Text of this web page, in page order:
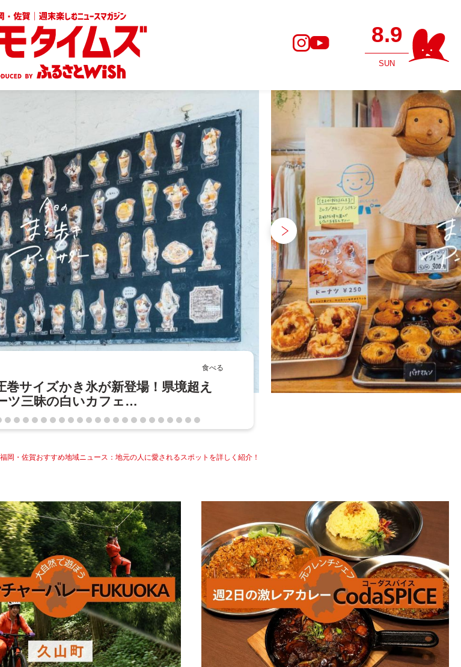
8.9
SUN
食べる
巻サイズかき氷が新登場！県境超え
ツ三昧の白いカフェ
ビヨリ）』（大分・日田市）【まち
福岡・佐賀おすすめ地域ニュース：地元の人に愛されるスポットを詳しく紹介！